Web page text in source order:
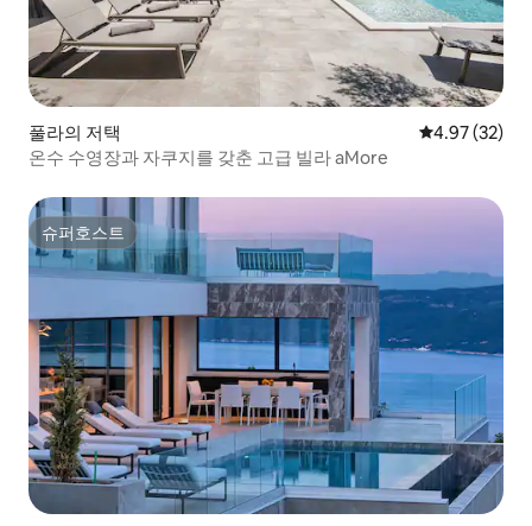
풀라의 저택 평점 4.97점(5
4.97 (32)
온수 수영장과 자쿠지를 갖춘 고급 빌라 aMore
슈퍼호스트
슈퍼호스트